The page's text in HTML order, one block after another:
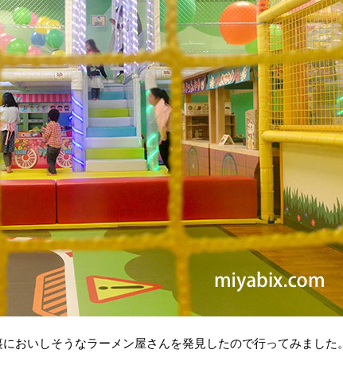
おいしそうなラーメン屋さんを発見したので行ってみました。